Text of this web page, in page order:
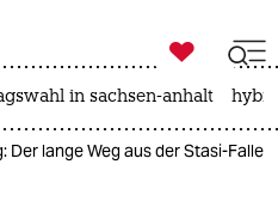
ich

taz zahl ich
in sachsen-anhalt
Der lange Weg aus der Stasi-Falle